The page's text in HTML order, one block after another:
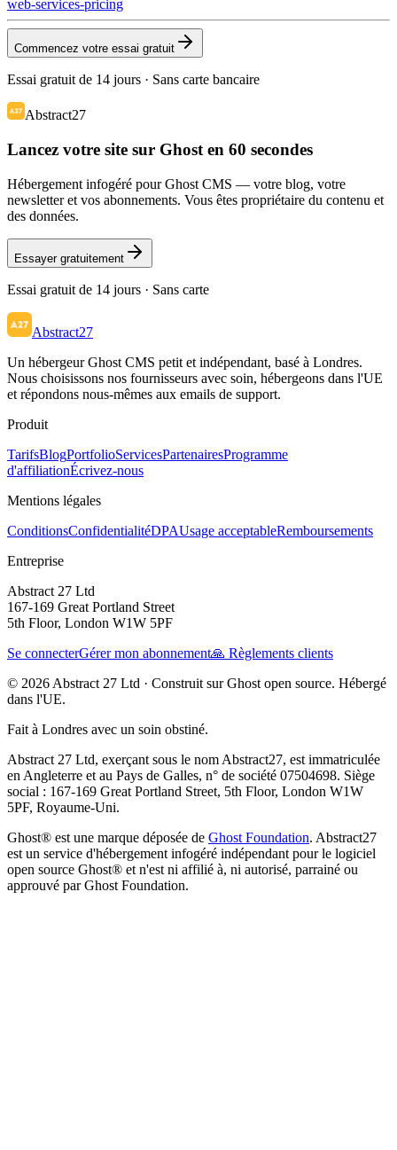
web-services-pricing
Commencez votre essai gratuit
Essai gratuit de 14 jours · Sans carte bancaire
Abstract27
Lancez votre site sur Ghost en 60 secondes
Hébergement infogéré pour Ghost CMS — votre blog, votre
newsletter et vos abonnements. Vous êtes propriétaire du contenu et
des données.
Essayer gratuitement
Essai gratuit de 14 jours · Sans carte
Abstract27
Un hébergeur Ghost CMS petit et indépendant, basé à Londres.
Nous choisissons nos fournisseurs avec soin, hébergeons dans l'UE
et répondons nous-mêmes aux emails de support.
Produit
TarifsBlogPortfolioServicesPartenairesProgramme
d'affiliationÉcrivez-nous
Mentions légales
ConditionsConfidentialitéDPAUsage acceptableRemboursements
Entreprise
Abstract 27 Ltd
167-169 Great Portland Street
5th Floor, London W1W 5PF
Se connecterGérer mon abonnement🙏 Règlements clients
© 2026 Abstract 27 Ltd · Construit sur Ghost open source. Hébergé
dans l'UE.
Fait à Londres avec un soin obstiné.
Abstract 27 Ltd, exerçant sous le nom Abstract27, est immatriculée
en Angleterre et au Pays de Galles, n° de société 07504698. Siège
social : 167-169 Great Portland Street, 5th Floor, London W1W
5PF, Royaume-Uni.
Ghost® est une marque déposée de Ghost Foundation. Abstract27
est un service d'hébergement infogéré indépendant pour le logiciel
open source Ghost® et n'est ni affilié à, ni autorisé, parrainé ou
approuvé par Ghost Foundation.